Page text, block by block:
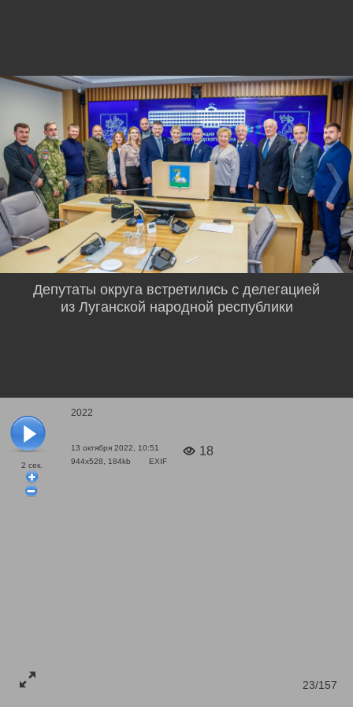
2 сек.
2022
13 октября 2022, 10:51
944x528, 184kb
EXIF
18
23/157
Депутаты округа встретились с делегацией
из Луганской народной республики